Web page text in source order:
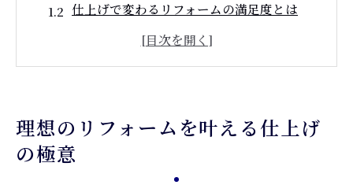
仕上げで変わるリフォームの満足度とは
質感と機能性を両立させるリフォーム術
リフォームの仕上げで理想空間を実現する
快適な住まいを作るリフォーム仕上げの工
夫
補助金活用で賢く進めるリフォーム術
理想のリフォームを叶える仕上げ
の極意